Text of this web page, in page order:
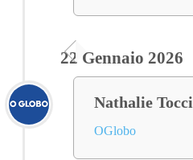
22 Gennaio 2026
Nathalie Tocci
OGlobo